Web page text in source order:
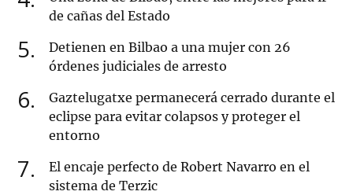
de cañas del Estado
5
Detienen en Bilbao a una mujer con 26
órdenes judiciales de arresto
6
Gaztelugatxe permanecerá cerrado durante el
eclipse para evitar colapsos y proteger el
entorno
7
El encaje perfecto de Robert Navarro en el
sistema de Terzic